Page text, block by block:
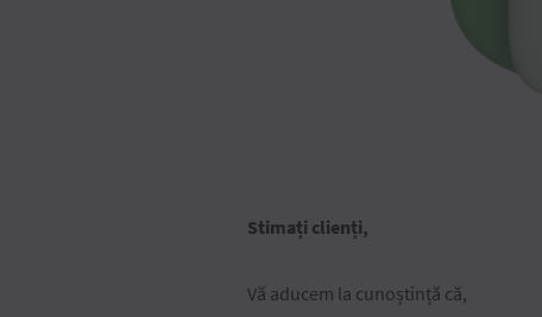
Stimați clienți,
Vă aducem la cunoștință că,